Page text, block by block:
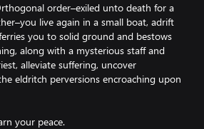
order–exiled unto death for a
live again in a small boat, adrift
you to solid ground and bestows
along with a mysterious staff and
alleviate suffering, uncover
eldritch perversions encroaching upon
your peace.